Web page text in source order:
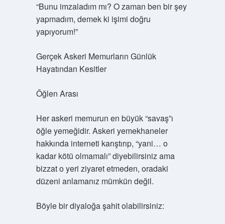
“Bunu imzaladım mı? O zaman ben bir şey
yapmadım, demek ki işimi doğru
yapıyorum!”
Gerçek Askeri Memurların Günlük
Hayatından Kesitler
Öğlen Arası
Her askeri memurun en büyük “savaş”ı
öğle yemeğidir. Askeri yemekhaneler
hakkında interneti karıştırıp, “yani… o
kadar kötü olmamalı” diyebilirsiniz ama
bizzat o yeri ziyaret etmeden, oradaki
düzeni anlamanız mümkün değil.
Böyle bir diyaloğa şahit olabilirsiniz: